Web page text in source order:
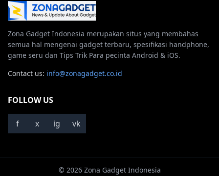
Zona Gadget Indonesia merupakan situs yang membahas
semua hal mengenai gadget terbaru, spesifikasi handphone,
game seru dan Tips Trik Para pecinta Android & iOS.
Contact us: info@zonagadget.co.id
FOLLOW US
f x ig vk
© 2026 Zona Gadget Indonesia